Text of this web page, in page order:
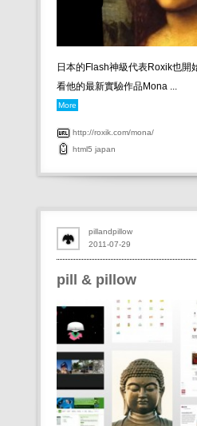
日本的Flash神級代表Roxik也開
看他的最新實驗作品Mona ...
More
http://roxik.com/mona/
html5 japan
pill & pillow
2011-07-29
pillandpillow